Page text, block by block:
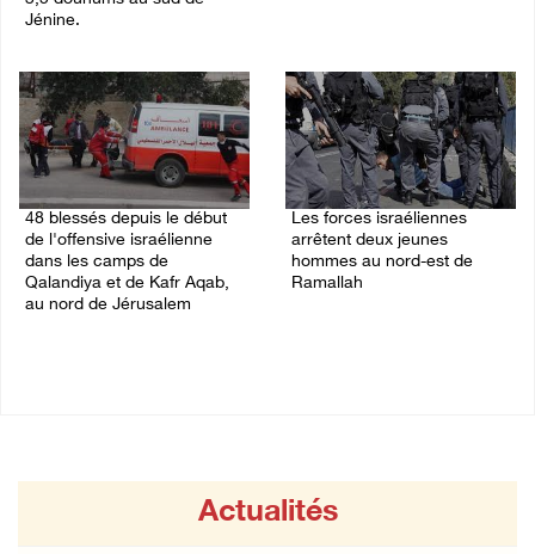
Jénine.
48 blessés depuis le début
de l'offensive israélienne
dans les camps de
Qalandiya et de Kafr Aqab,
au nord de Jérusalem
Les forces israéliennes
arrêtent deux jeunes
hommes au nord-est de
Ramallah
Actualités